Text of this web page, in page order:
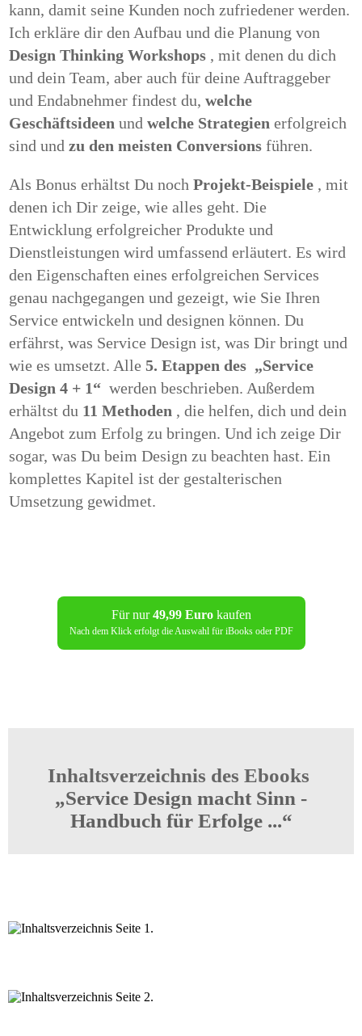
kann, damit seine Kunden noch zufriedener werden.
Ich erkläre dir den Aufbau und die Planung von
Design Thinking Workshops , mit denen du dich
und dein Team, aber auch für deine Auftraggeber
und Endabnehmer findest du, welche
Geschäftsideen und welche Strategien erfolgreich
sind und zu den meisten Conversions führen.
Als Bonus erhältst Du noch Projekt-Beispiele , mit
denen ich Dir zeige, wie alles geht. Die
Entwicklung erfolgreicher Produkte und
Dienstleistungen wird umfassend erläutert. Es wird
den Eigenschaften eines erfolgreichen Services
genau nachgegangen und gezeigt, wie Sie Ihren
Service entwickeln und designen können. Du
erfährst, was Service Design ist, was Dir bringt und
wie es umsetzt. Alle 5. Etappen des „Service
Design 4 + 1“ werden beschrieben. Außerdem
erhältst du 11 Methoden , die helfen, dich und dein
Angebot zum Erfolg zu bringen. Und ich zeige Dir
sogar, was Du beim Design zu beachten hast. Ein
komplettes Kapitel ist der gestalterischen
Umsetzung gewidmet.
Für nur49,99 Eurokaufen
Nach dem Klick erfolgt die Auswahl für iBooks oder PDF
Inhaltsverzeichnis des Ebooks
„Service Design macht Sinn -
Handbuch für Erfolge ...“